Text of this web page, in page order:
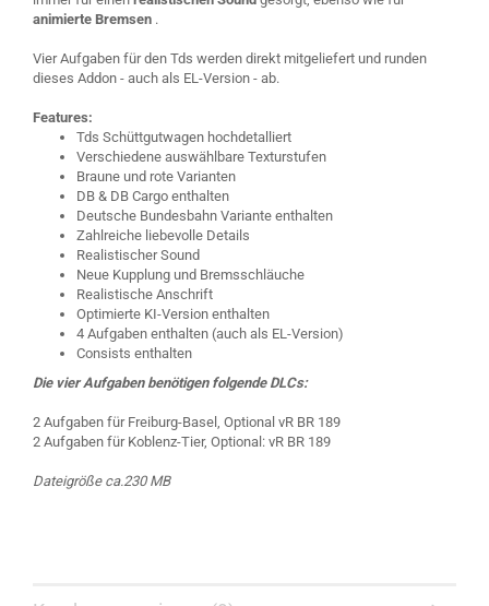
animierte Bremsen .
Vier Aufgaben für den Tds werden direkt mitgeliefert und runden
dieses Addon - auch als EL-Version - ab.
Features:
Tds Schüttgutwagen hochdetalliert
Verschiedene auswählbare Texturstufen
Braune und rote Varianten
DB & DB Cargo enthalten
Deutsche Bundesbahn Variante enthalten
Zahlreiche liebevolle Details
Realistischer Sound
Neue Kupplung und Bremsschläuche
Realistische Anschrift
Optimierte KI-Version enthalten
4 Aufgaben enthalten (auch als EL-Version)
Consists enthalten
Die vier Aufgaben benötigen folgende DLCs:
2 Aufgaben für Freiburg-Basel, Optional vR BR 189
2 Aufgaben für Koblenz-Tier, Optional: vR BR 189
Dateigröße ca.230 MB